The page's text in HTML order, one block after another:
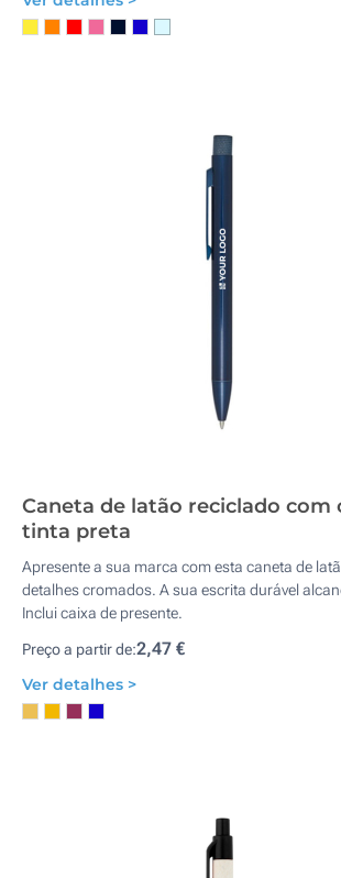
Caneta de latão reciclado com
tinta preta
Apresente a sua marca com esta caneta de
detalhes cromados. A sua escrita durável
Inclui caixa de presente.
Preço a partir de:2,47 €
Ver detalhes >